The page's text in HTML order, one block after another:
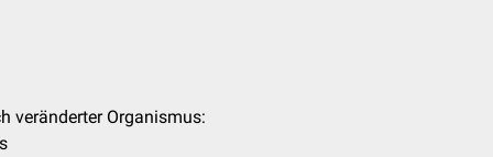
veränderter Organismus: